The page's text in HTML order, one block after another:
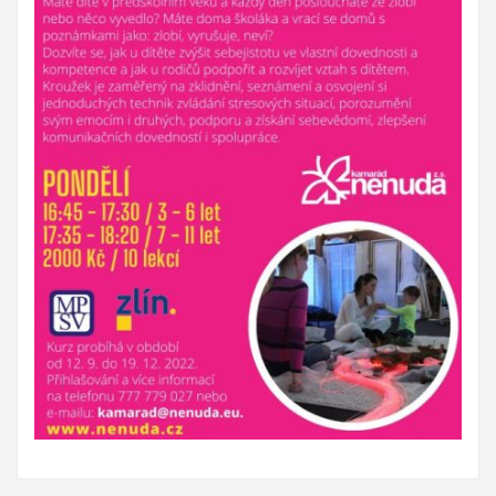
Budou svou činností propagovat EDS a program Erasmus+.
hlavní aktivity bude patřit seznámení místní komunity i
dobrovolníka s novou kulturou.
Projekty 2015:
Ministerstvo práce a sociálních věcí ve spolupráci s
občanským sdružením Kamarád Nenuda realizují v
letošním roce projekty Bezpečné hnízdo a Snoezelen.
Projekt zároveň napomáhá zdravému vývoji dítěte, přes
zkvalitnění vztahů v rodině a prostřednictvím rodinného
zážitkového odpoledne až ke komplexnímu poradenství, které
je pro rodiny k dispozici po celou dobu projektu. Druhý projekt,
multisenzorická místnost Snoezelen, slouží jako inovativní
metoda pro sociálně znevýhodněné rodiny, specificky pro
rodiny s ohroženými dětmi. Pobyt v místnosti Snoezelen je
přelomovým trávením volného času dětí i dospělých. Jedná se
zároveň o efektivní metodu řešení civilizačních problémů.